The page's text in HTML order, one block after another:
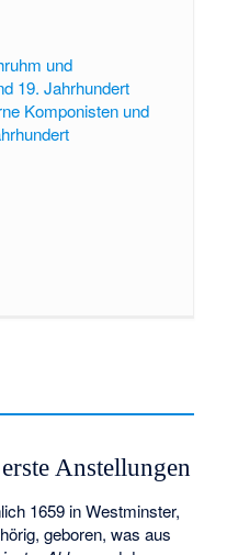
und
19. Jahrhundert
Komponisten und
Anstellungen
1659 in Westminster,
geboren, was aus